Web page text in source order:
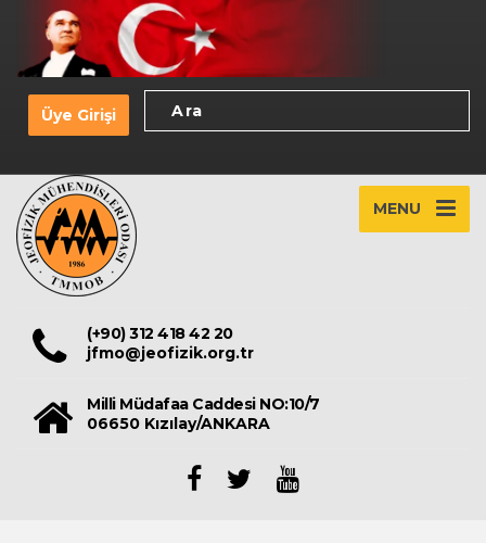
Üye Girişi
MENU
(+90) 312 418 42 20
jfmo@jeofizik.org.tr
Milli Müdafaa Caddesi NO:10/7
06650 Kızılay/ANKARA